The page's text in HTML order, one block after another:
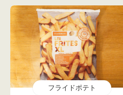
フライドポテト